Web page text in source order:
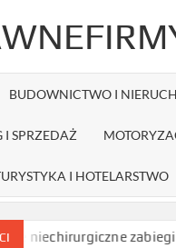
BUDOWNICTWO I
I SPRZEDAŻ
I HOTELARSTWO
zabiegi na